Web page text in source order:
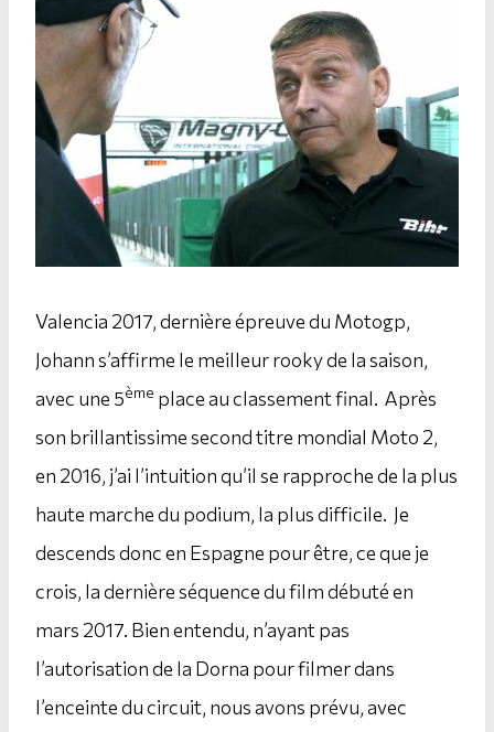
Valencia 2017, dernière épreuve du Motogp,
Johann s’affirme le meilleur rooky de la saison,
avec une 5ème place au classement final. Après
son brillantissime second titre mondial Moto 2,
en 2016, j’ai l’intuition qu’il se rapproche de la plus
haute marche du podium, la plus difficile. Je
descends donc en Espagne pour être, ce que je
crois, la dernière séquence du film débuté en
mars 2017. Bien entendu, n’ayant pas
l’autorisation de la Dorna pour filmer dans
l’enceinte du circuit, nous avons prévu, avec